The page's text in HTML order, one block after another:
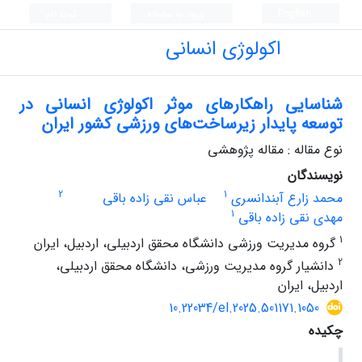
اکولوژی انسانی
شناسایی راهکارهای موثر اکولوژی انسانی در
توسعه پایدار زیرساخت‌های ورزشی کشور ایران
نوع مقاله : مقاله پژوهشی
نویسندگان
محمد زارع آبندانسری 1 عباس نقی زاده باقی 2
مهدی نقی زاده باقی 1
1 گروه مدیریت ورزشی دانشگاه محقق اردبیلی، اردبیل، ایران
2 دانشیار گروه مدیریت ورزشی، دانشگاه محقق اردبیلی،
اردبیل، ایران
10.22034/el.2025.501171.1050
چکیده